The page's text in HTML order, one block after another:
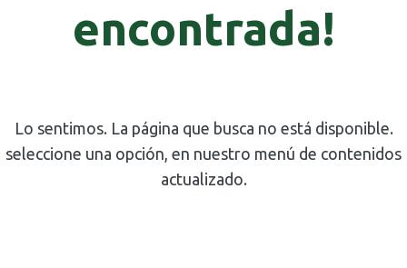
encontrada!
Lo sentimos. La página que busca no está disponible.
seleccione una opción, en nuestro menú de contenidos
actualizado.